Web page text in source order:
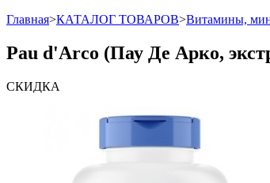
Главная>КАТАЛОГ ТОВАРОВ>Витамины,
Pau d'Arco (Пау Де Арко,
СКИДКА